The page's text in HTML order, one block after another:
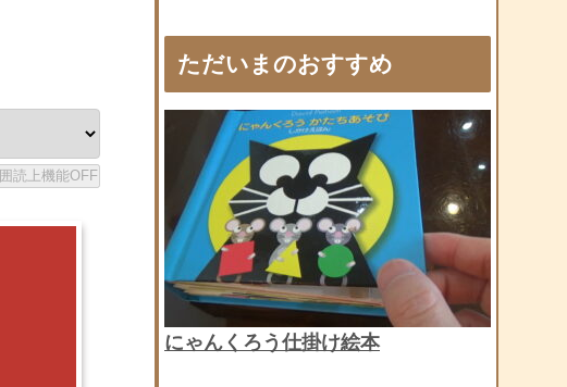
ただいまのおすすめ
にゃんくろう仕掛け絵本